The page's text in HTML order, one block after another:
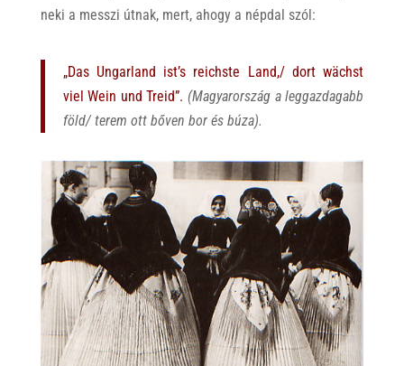
neki a messzi útnak, mert, ahogy a népdal szól:
„Das Ungarland ist’s reichste Land,/ dort wächst
viel Wein und Treid”. (Magyarország a leggazdagabb
föld/ terem ott bőven bor és búza).